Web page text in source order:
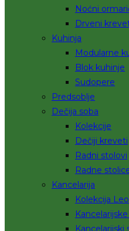
Noćni
Drveni
Kuhinja
Modularne
Blok kuhinje
Sudopere
Predsoblje
Dečija soba
Kolekcije
Dečiji kreveti
Radni stolovi
Radne
Kancelarija
Kolekcija
Kancelarijski